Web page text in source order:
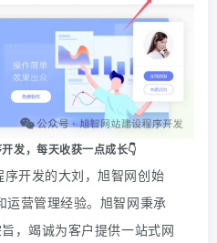
发，每天收获一点成长👇
开发的大刘，旭智网创始
运营管理经验。旭智网秉承
，竭诚为客户提供一站式网